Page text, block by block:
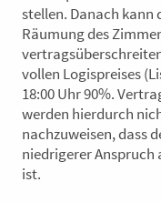
stellen. Danach kann
Räumung des
vollen Logispreises
18:00 Uhr 90%.
werden hierdurch
nachzuweisen, dass
niedrigerer
ist.